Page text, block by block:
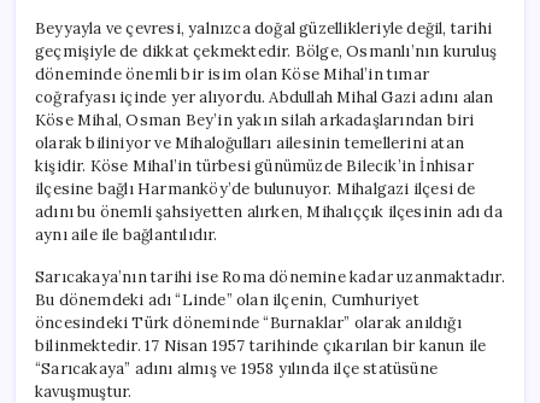
Beyyayla ve çevresi, yalnızca doğal güzellikleriyle değil, tarihi
geçmişiyle de dikkat çekmektedir. Bölge, Osmanlı’nın kuruluş
döneminde önemli bir isim olan Köse Mihal’in tımar
coğrafyası içinde yer alıyordu. Abdullah Mihal Gazi adını alan
Köse Mihal, Osman Bey’in yakın silah arkadaşlarından biri
olarak biliniyor ve Mihaloğulları ailesinin temellerini atan
kişidir. Köse Mihal’in türbesi günümüzde Bilecik’in İnhisar
ilçesine bağlı Harmanköy’de bulunuyor. Mihalgazi ilçesi de
adını bu önemli şahsiyetten alırken, Mihalıççık ilçesinin adı da
aynı aile ile bağlantılıdır.
Sarıcakaya’nın tarihi ise Roma dönemine kadar uzanmaktadır.
Bu dönemdeki adı “Linde” olan ilçenin, Cumhuriyet
öncesindeki Türk döneminde “Burnaklar” olarak anıldığı
bilinmektedir. 17 Nisan 1957 tarihinde çıkarılan bir kanun ile
“Sarıcakaya” adını almış ve 1958 yılında ilçe statüsüne
kavuşmuştur.